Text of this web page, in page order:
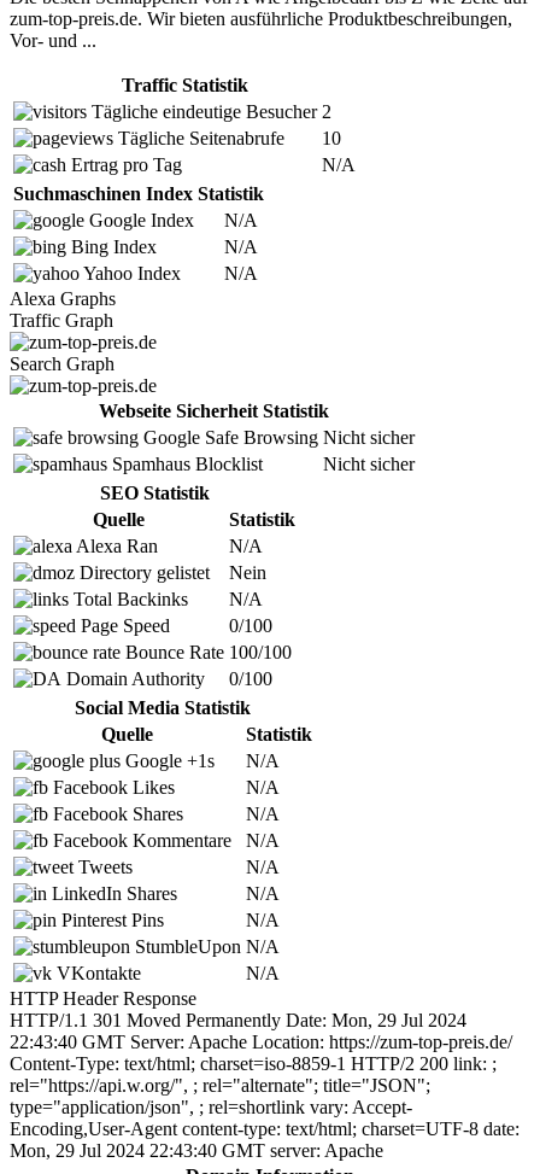
zum-top-preis.de. Wir bieten ausführliche Produktbeschreibungen,
Vor- und ...
Traffic Statistik
Tägliche eindeutige Besucher 2
Tägliche Seitenabrufe
10
Ertrag pro Tag
N/A
Suchmaschinen Index Statistik
Google Index
N/A
Bing Index
N/A
Yahoo Index
N/A
Alexa Graphs
Traffic Graph
Search Graph
Webseite Sicherheit Statistik
Google Safe Browsing Nicht sicher
Spamhaus Blocklist
Nicht sicher
SEO Statistik
Quelle
Statistik
Alexa Ran
N/A
Directory gelistet
Nein
Total Backinks
N/A
Page Speed
0/100
Bounce Rate 100/100
Domain Authority
0/100
Social Media Statistik
Quelle
Statistik
Google +1s
N/A
Facebook Likes
N/A
Facebook Shares
N/A
Facebook Kommentare
N/A
Tweets
N/A
LinkedIn Shares
N/A
Pinterest Pins
N/A
StumbleUpon N/A
VKontakte
N/A
HTTP Header Response
HTTP/1.1 301 Moved Permanently Date: Mon, 29 Jul 2024
22:43:40 GMT Server: Apache Location: https://zum-top-preis.de/
Content-Type: text/html; charset=iso-8859-1 HTTP/2 200 link: ;
rel="https://api.w.org/", ; rel="alternate"; title="JSON";
type="application/json", ; rel=shortlink vary: Accept-
Encoding,User-Agent content-type: text/html; charset=UTF-8 date:
Mon, 29 Jul 2024 22:43:40 GMT server: Apache